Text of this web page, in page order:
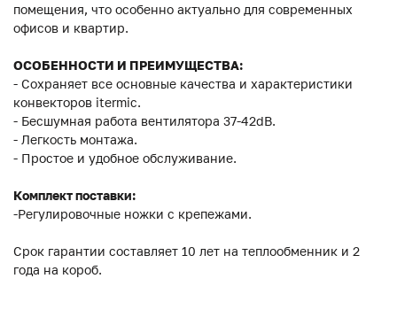
помещения, что особенно актуально для современных
офисов и квартир.
ОСОБЕННОСТИ И ПРЕИМУЩЕСТВА:
- Сохраняет все основные качества и характеристики
конвекторов itermic.
- Бесшумная работа вентилятора 37-42dB.
- Легкость монтажа.
- Простое и удобное обслуживание.
Комплект поставки:
-Регулировочные ножки с крепежами.
Срок гарантии составляет 10 лет на теплообменник и 2
года на короб.